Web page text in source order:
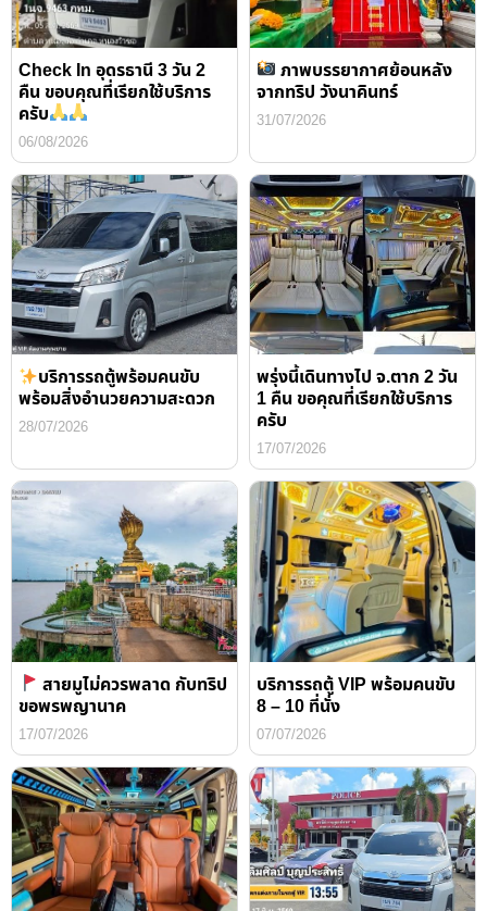
Check In อุดรธานี 3 วัน 2
คืน ขอบคุณที่เรียกใช้บริการ
ครับ
06/08/2026
ภาพบรรยากาศย้อนหลัง
จากทริป วังนาคินทร์
31/07/2026
บริการรถตู้พร้อมคนขับ
พร้อมสิ่งอำนวยความสะดวก
28/07/2026
พรุ่งนี้เดินทางไป จ.ตาก 2 วัน
1 คืน ขอคุณที่เรียกใช้บริการ
ครับ
17/07/2026
สายมูไม่ควรพลาด กับทริป
ขอพรพญานาค
17/07/2026
บริการรถตู้ VIP พร้อมคนขับ
8 – 10 ที่นั่ง
07/07/2026